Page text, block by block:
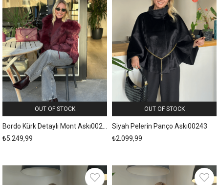
OUT OF STOCK
₺5.249,99
OUT OF STOCK
Siyah Pelerin Panço Askı00243
₺2.099,99